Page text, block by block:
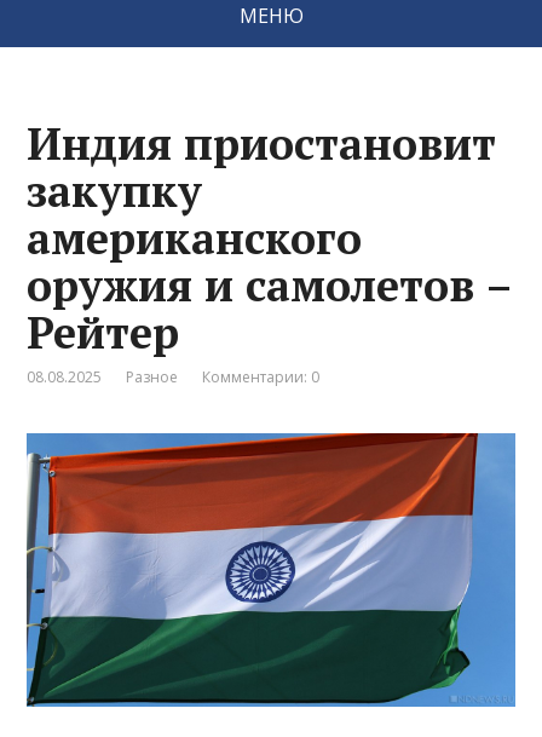
МЕНЮ
Индия приостановит
закупку
американского
оружия и самолетов –
Рейтер
08.08.2025 Разное Комментарии: 0